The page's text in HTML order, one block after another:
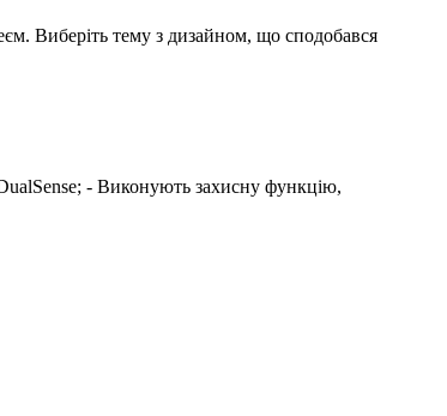
Виберіть тему з дизайном, що сподобався
- Виконують захисну функцію,